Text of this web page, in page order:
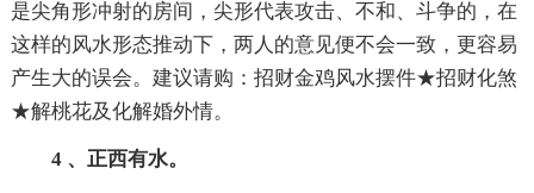
是尖角形冲射的房间，尖形代表攻击、不和、斗争的，在
这样的风水形态推动下，两人的意见便不会一致，更容易
产生大的误会。建议请购：招财金鸡风水摆件★招财化煞
★解桃花及化解婚外情。
4 、正西有水。